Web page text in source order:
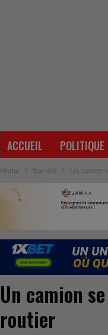
ACCUEIL POLITIQUE
Home Société Un camion
Un camion
routier